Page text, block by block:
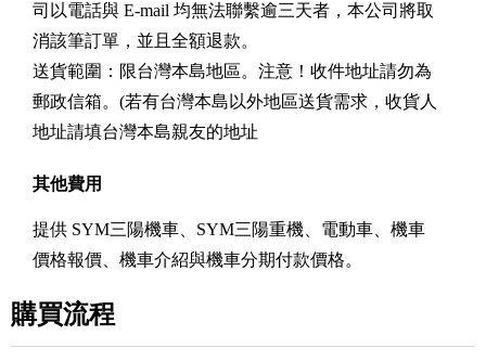
司以電話與 E-mail 均無法聯繫逾三天者，本公司將取
消該筆訂單，並且全額退款。
送貨範圍：限台灣本島地區。注意！收件地址請勿為
郵政信箱。(若有台灣本島以外地區送貨需求，收貨人
地址請填台灣本島親友的地址
其他費用
提供 SYM三陽機車、SYM三陽重機、電動車、機車
價格報價、機車介紹與機車分期付款價格。
購買流程